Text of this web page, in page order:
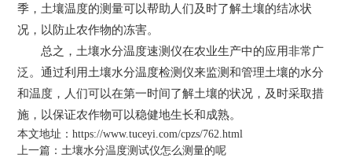
季，土壤温度的测量可以帮助人们及时了解土壤的结冰状
况，以防止农作物的冻害。
总之，土壤水分温度速测仪在农业生产中的应用非常广
泛。通过利用土壤水分温度检测仪来监测和管理土壤的水分
和温度，人们可以在第一时间了解土壤的状况，及时采取措
施，以保证农作物可以稳健地生长和成熟。
本文地址： https://www.tuceyi.com/cpzs/762.html
上一篇： 土壤水分温度测试仪怎么测量的呢